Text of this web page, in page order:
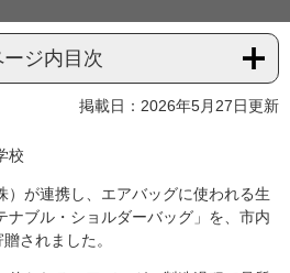
ージ内目次
掲載日：2026年5月27日更新
校
）が連携し、エアバッグに使われる生
ナブル・ショルダーバッグ」を、市内
されました。